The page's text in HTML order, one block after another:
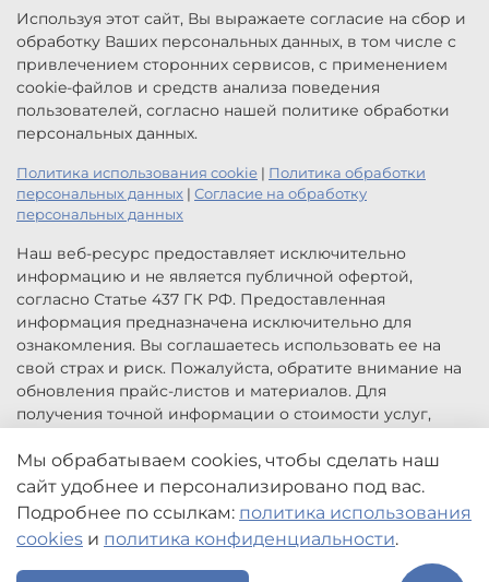
Используя этот сайт, Вы выражаете согласие на сбор и
обработку Ваших персональных данных, в том числе с
привлечением сторонних сервисов, с применением
cookie-файлов и средств анализа поведения
пользователей, согласно нашей политике обработки
персональных данных.
Политика использования cookie | Политика обработки
персональных данных | Согласие на обработку
персональных данных
Наш веб-ресурс предоставляет исключительно
информацию и не является публичной офертой,
согласно Статье 437 ГК РФ. Предоставленная
информация предназначена исключительно для
ознакомления. Вы соглашаетесь использовать ее на
свой страх и риск. Пожалуйста, обратите внимание на
обновления прайс-листов и материалов. Для
получения точной информации о стоимости услуг,
заказа услуг заполните форму обратной связи.
Цены, указанные на сайте приведены как справочная
информация и не являются публичной офертой. Могут
быть изменены в любое время без предупреждения.
Мы обрабатываем cookies, чтобы сделать наш
сайт удобнее и персонализировано под вас.
Подробнее по ссылкам: политика использования
cookies и политика конфиденциальности.